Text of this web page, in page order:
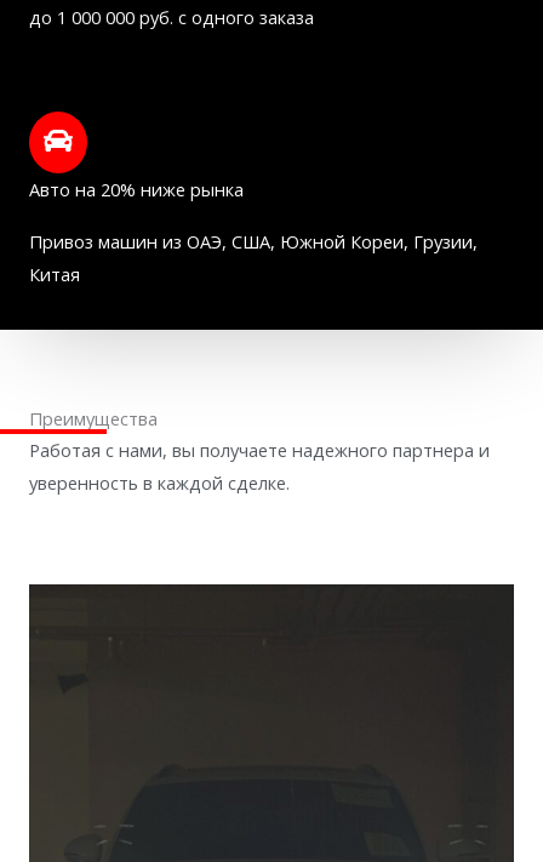
до 1 000 000 руб. с одного заказа
Авто на 20% ниже рынка
Привоз машин из ОАЭ, США, Южной Кореи, Грузии,
Китая
Преимущества
Работая с нами, вы получаете надежного партнера и
уверенность в каждой сделке.